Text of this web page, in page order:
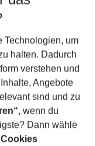
Technologien, um
halten. Dadurch
verstehen und
Angebote
sind und zu
, wenn du
Dann wähle